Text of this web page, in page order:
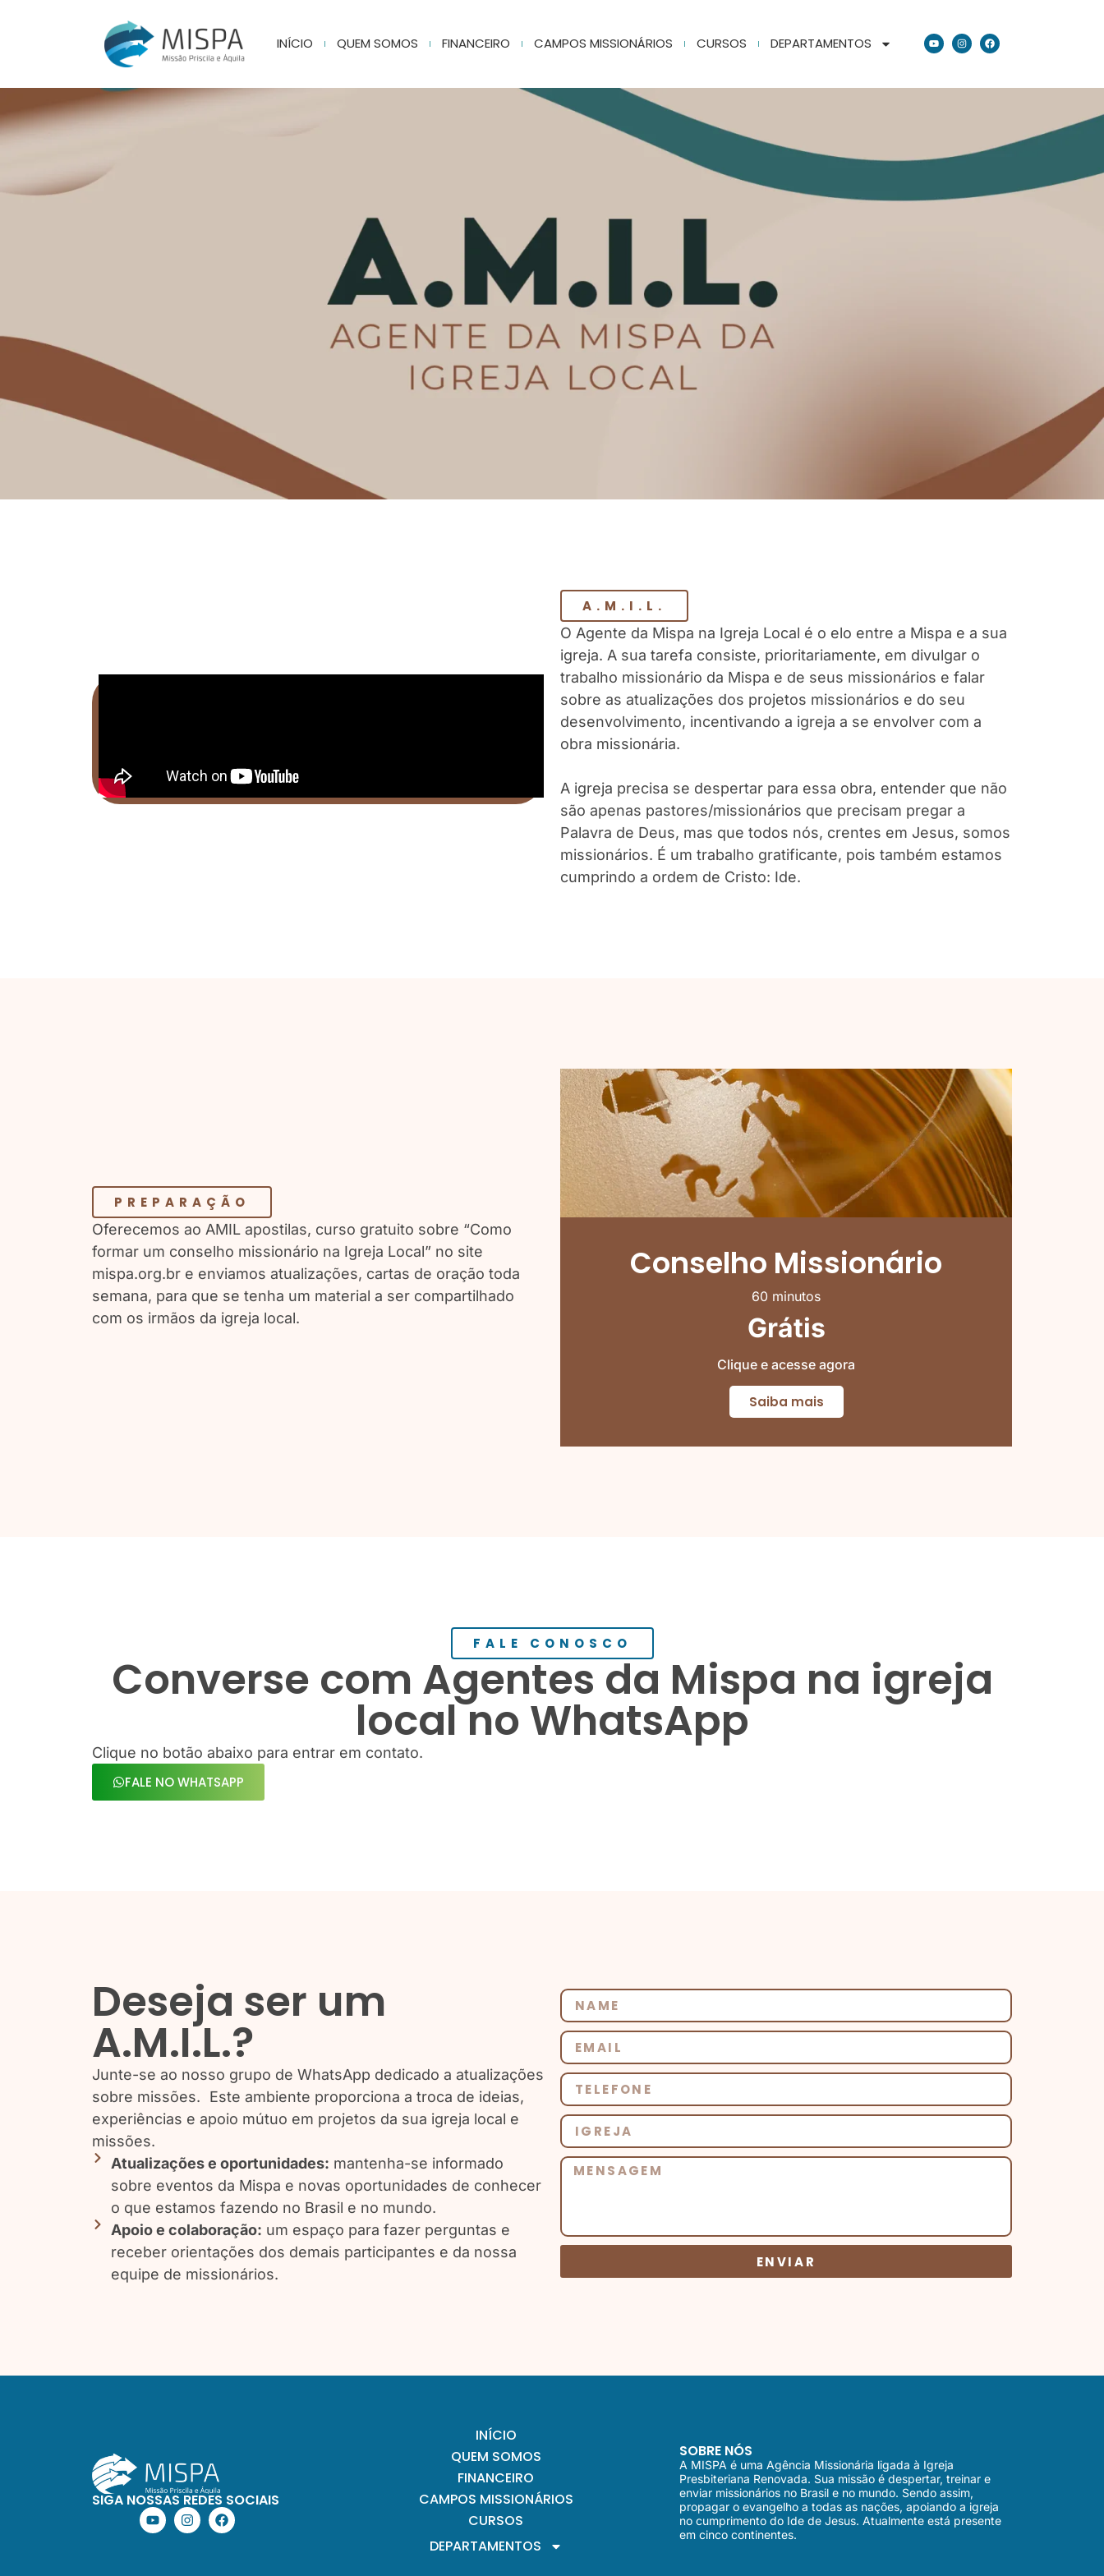
INÍCIO QUEM SOMOS FINANCEIRO CAMPOS MISSIONÁRIOS CURSOS DEPARTAMENTOS
A.M.I.L.
O Agente da Mispa na Igreja Local é o elo entre a Mispa e a sua
igreja. A sua tarefa consiste, prioritariamente, em divulgar o
trabalho missionário da Mispa e de seus missionários e falar
sobre as atualizações dos projetos missionários e do seu
desenvolvimento, incentivando a igreja a se envolver com a
obra missionária.
A igreja precisa se despertar para essa obra, entender que não
são apenas pastores/missionários que precisam pregar a
Palavra de Deus, mas que todos nós, crentes em Jesus, somos
missionários. É um trabalho gratificante, pois também estamos
cumprindo a ordem de Cristo: Ide.
PREPARAÇÃO
Oferecemos ao AMIL apostilas, curso gratuito sobre “Como
formar um conselho missionário na Igreja Local” no site
mispa.org.br e enviamos atualizações, cartas de oração toda
semana, para que se tenha um material a ser compartilhado
com os irmãos da igreja local.
Conselho Missionário
60 minutos
Grátis
Clique e acesse agora
Saiba mais
FALE CONOSCO
Converse com Agentes da Mispa na igreja
local no WhatsApp
Clique no botão abaixo para entrar em contato.
FALE NO WHATSAPP
Deseja ser um
A.M.I.L.?
Junte-se ao nosso grupo de WhatsApp dedicado a atualizações
sobre missões. Este ambiente proporciona a troca de ideias,
experiências e apoio mútuo em projetos da sua igreja local e
missões.
Atualizações e oportunidades: mantenha-se informado
sobre eventos da Mispa e novas oportunidades de conhecer
o que estamos fazendo no Brasil e no mundo.
Apoio e colaboração: um espaço para fazer perguntas e
receber orientações dos demais participantes e da nossa
equipe de missionários.
ENVIAR
SIGA NOSSAS REDES SOCIAIS
INÍCIO
QUEM SOMOS
FINANCEIRO
CAMPOS MISSIONÁRIOS
CURSOS
DEPARTAMENTOS
SOBRE NÓS
A MISPA é uma Agência Missionária ligada à Igreja
Presbiteriana Renovada. Sua missão é despertar, treinar e
enviar missionários no Brasil e no mundo. Sendo assim,
propagar o evangelho a todas as nações, apoiando a igreja
no cumprimento do Ide de Jesus. Atualmente está presente
em cinco continentes.